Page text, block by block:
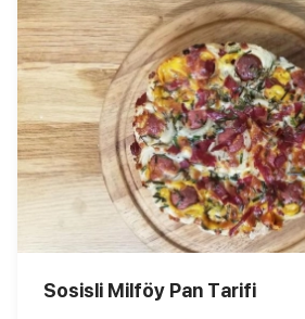
Sosisli Milföy Pan Tarifi